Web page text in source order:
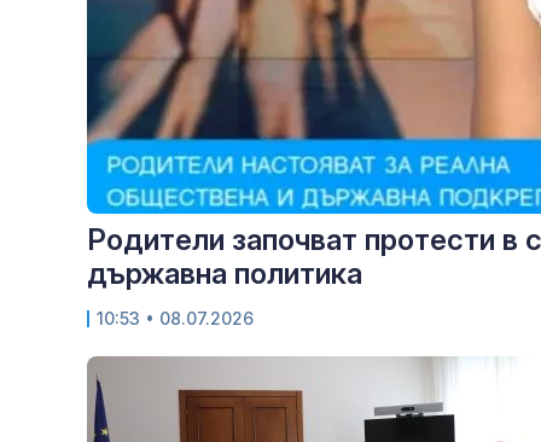
Родители започват протести в
държавна политика
10:53 • 08.07.2026